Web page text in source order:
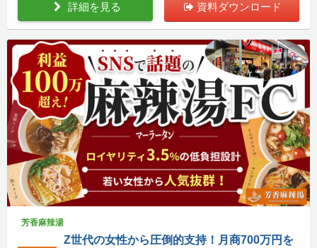
詳細を見る 資料ダウンロード
芳香麻辣湯
Z世代の女性から圧倒的支持！月商700万円を